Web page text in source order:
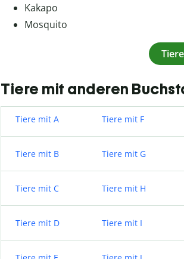
Kakapo
Mosquito
Tiere mit anderen
Tiere mit A Tiere mit F
Tiere mit B Tiere mit G
Tiere mit C Tiere mit H
Tiere mit D Tiere mit I